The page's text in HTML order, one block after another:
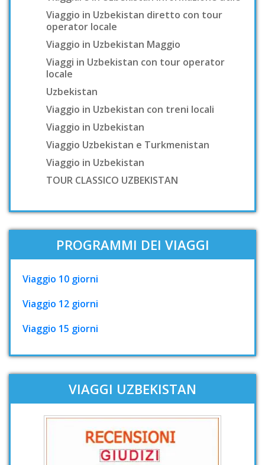
Viaggio in Uzbekistan diretto con tour
operator locale
Viaggio in Uzbekistan Maggio
Viaggi in Uzbekistan con tour operator
locale
Uzbekistan
Viaggio in Uzbekistan con treni locali
Viaggio in Uzbekistan
Viaggio Uzbekistan e Turkmenistan
Viaggio in Uzbekistan
TOUR CLASSICO UZBEKISTAN
PROGRAMMI DEI VIAGGI
Viaggio 10 giorni
Viaggio 12 giorni
Viaggio 15 giorni
VIAGGI UZBEKISTAN